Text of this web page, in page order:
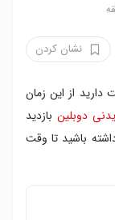
نشان کردن
دارید از این زمان
دوبلین بازدید
باشید تا وقت